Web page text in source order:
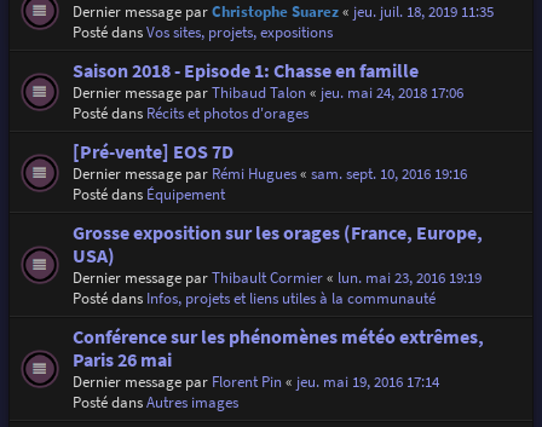
Dernier message parChristophe Suarez« jeu. juil. 18, 2019 11:35
Posté dansVos sites, projets, expositions
Saison 2018 - Episode 1: Chasse en famille
Dernier message parThibaud Talon« jeu. mai 24, 2018 17:06
Posté dans Récits et photos d'orages
[Pré-vente] EOS 7D
Dernier message par Rémi Hugues« sam. sept. 10, 2016 19:16
Posté dans Équipement
Grosse exposition sur les orages (France, Europe,
USA)
Dernier message parThibault Cormier« lun. mai 23, 2016 19:19
Posté dans Infos, projets et liens utiles à la communauté
Conférence sur les phénomènes météo extrêmes,
Paris 26 mai
Dernier message par Florent Pin« jeu. mai 19, 2016 17:14
Posté dansAutres images